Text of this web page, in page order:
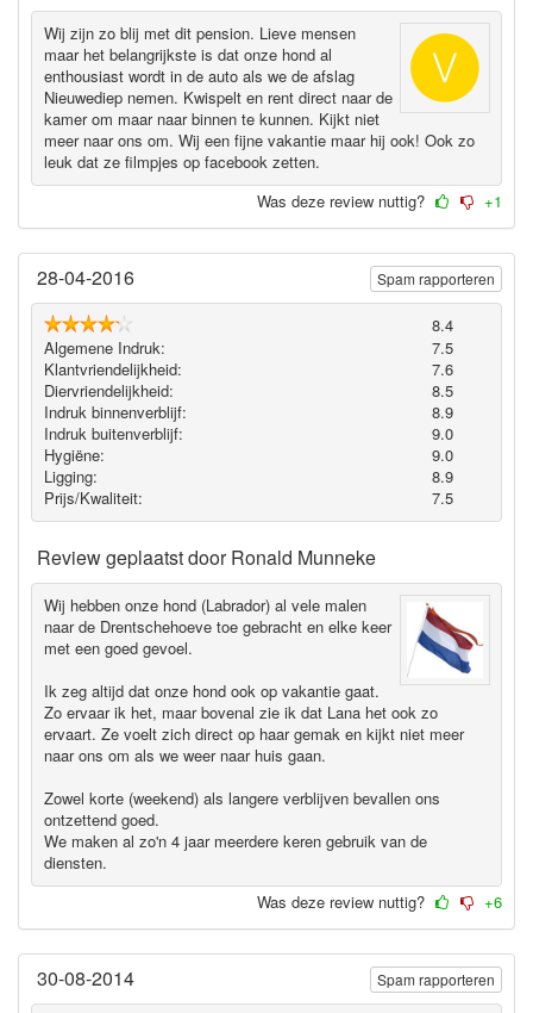
Wij zijn zo blij met dit pension. Lieve mensen
maar het belangrijkste is dat onze hond al
enthousiast wordt in de auto als we de afslag
Nieuwediep nemen. Kwispelt en rent direct naar de
kamer om maar naar binnen te kunnen. Kijkt niet
meer naar ons om. Wij een fijne vakantie maar hij ook! Ook zo
leuk dat ze filmpjes op facebook zetten.
Was deze review nuttig? +1
28-04-2016
8.4
Algemene Indruk:
7.5
Klantvriendelijkheid:
7.6
Diervriendelijkheid:
8.5
Indruk binnenverblijf:
8.9
Indruk buitenverblijf:
9.0
Hygiëne‎:
9.0
Ligging:
8.9
Prijs/Kwaliteit:
7.5
Review geplaatst doorRonald Munneke
Wij hebben onze hond (Labrador) al vele malen
naar de Drentschehoeve toe gebracht en elke keer
met een goed gevoel.
Ik zeg altijd dat onze hond ook op vakantie gaat.
Zo ervaar ik het, maar bovenal zie ik dat Lana het ook zo
ervaart. Ze voelt zich direct op haar gemak en kijkt niet meer
naar ons om als we weer naar huis gaan.
Zowel korte (weekend) als langere verblijven bevallen ons
ontzettend goed.
We maken al zo'n 4 jaar meerdere keren gebruik van de
diensten.
Spam rapporteren
Was deze review nuttig? +6
30-08-2014 Spam rapporteren